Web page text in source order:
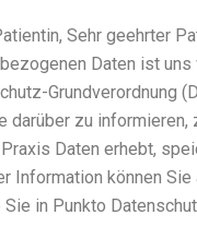
Sehr geehrter
Daten ist uns
Grundverordnung
darüber zu informieren,
Daten erhebt,
Information können Sie
in Punkto